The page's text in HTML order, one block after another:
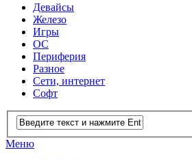
Девайсы
Железо
Игры
ОС
Периферия
Разное
Сети, интернет
Софт
Меню